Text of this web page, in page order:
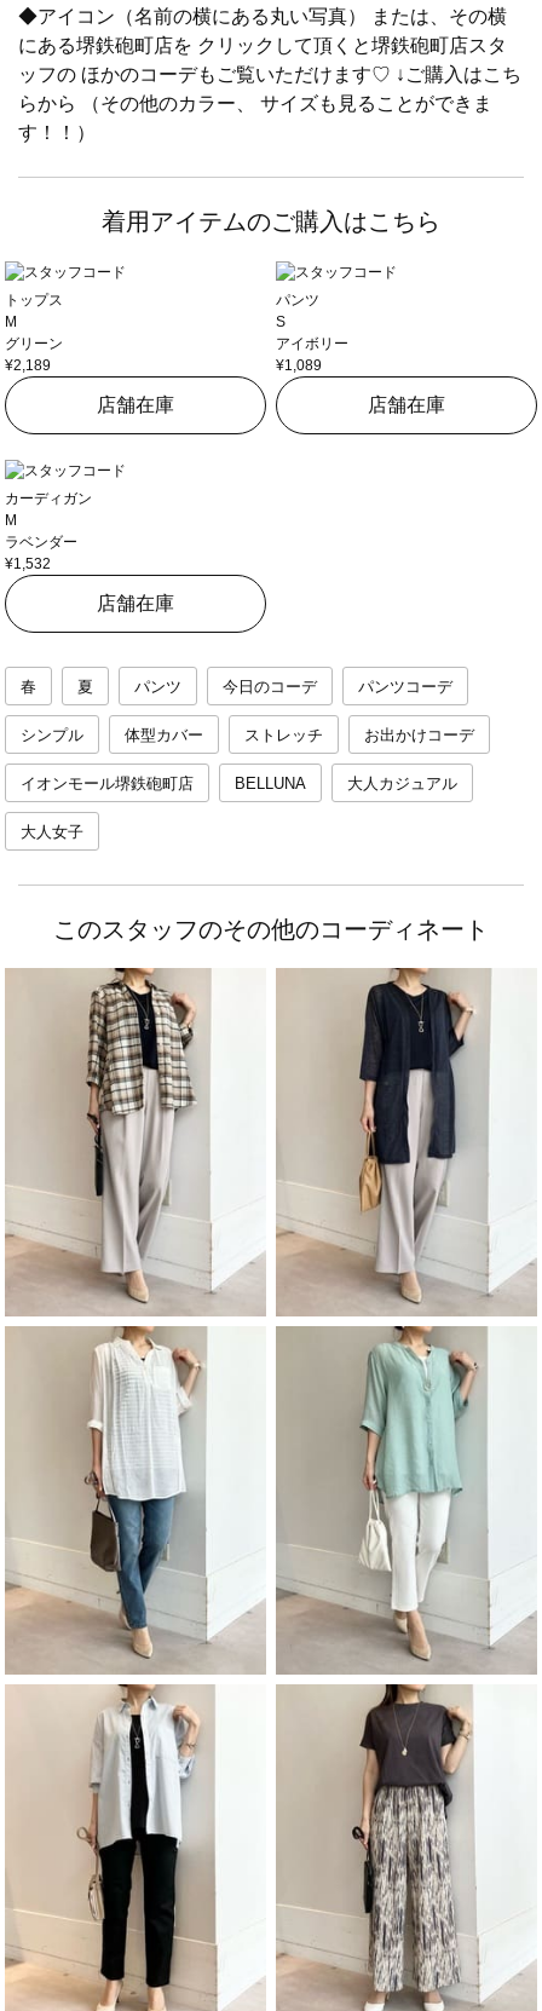
◆アイコン（名前の横にある丸い写真） または、その横
にある堺鉄砲町店を クリックして頂くと堺鉄砲町店スタ
ッフの ほかのコーデもご覧いただけます♡ ↓ご購入はこち
らから （その他のカラー、 サイズも見ることができま
す！！）
着用アイテムのご購入はこちら
トップス
M
グリーン
¥2,189
店舗在庫
パンツ
S
アイボリー
¥1,089
店舗在庫
カーディガン
M
ラベンダー
¥1,532
店舗在庫
春 夏 パンツ 今日のコーデ パンツコーデ
シンプル 体型カバー ストレッチ お出かけコーデ
イオンモール堺鉄砲町店 BELLUNA 大人カジュアル
大人女子
このスタッフのその他のコーディネート